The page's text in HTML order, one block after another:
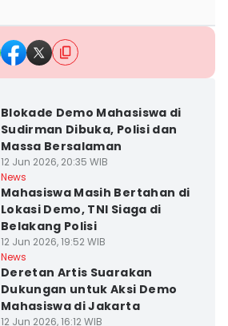
Blokade Demo Mahasiswa di
Sudirman Dibuka, Polisi dan
Massa Bersalaman
12 Jun 2026, 20:35 WIB
News
Mahasiswa Masih Bertahan di
Lokasi Demo, TNI Siaga di
Belakang Polisi
12 Jun 2026, 19:52 WIB
News
Deretan Artis Suarakan
Dukungan untuk Aksi Demo
Mahasiswa di Jakarta
12 Jun 2026, 16:12 WIB